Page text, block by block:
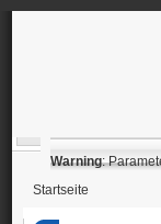
Warning:
Startseite